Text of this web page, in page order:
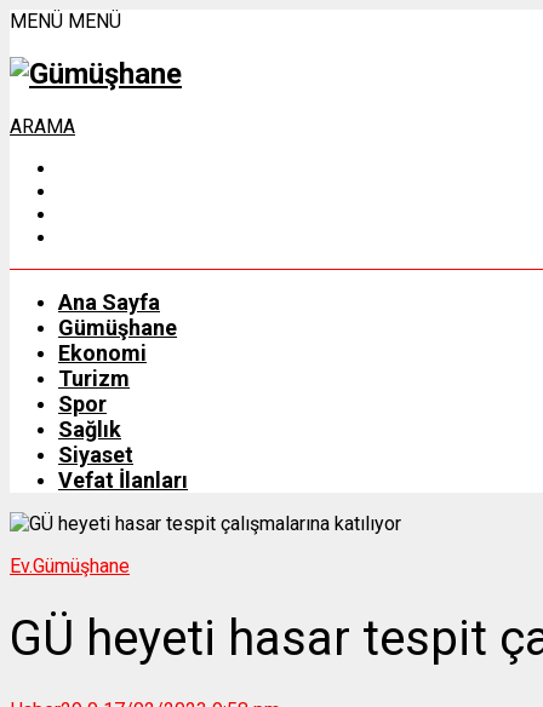
MENÜ MENÜ
ARAMA
Ana Sayfa
Gümüşhane
Ekonomi
Turizm
Spor
Sağlık
Siyaset
Vefat İlanları
Ev.Gümüşhane
GÜ heyeti hasar tespit